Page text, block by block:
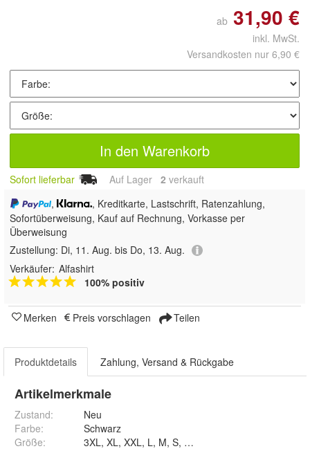
ab 31,90 €
inkl. MwSt.
Versandkosten nur 6,90 €
In den Warenkorb
Sofort lieferbar Auf Lager 2 verkauft
,
, Kreditkarte, Lastschrift, Ratenzahlung,
Sofortüberweisung, Kauf auf Rechnung, Vorkasse per
Überweisung
Zustellung: Di, 11. Aug. bis Do, 13. Aug.
Verkäufer: Alfashirt
100% positiv
Merken Preis vorschlagen Teilen
Produktdetails Zahlung, Versand & Rückgabe
Artikelmerkmale
Zustand:
Neu
Farbe:
Schwarz
Größe: